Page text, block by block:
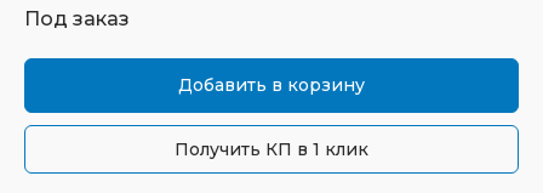
Под заказ
Добавить в корзину
Получить КП в 1 клик